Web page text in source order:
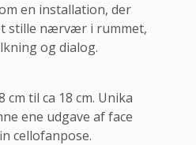
en installation, der
stille nærvær i rummet,
og dialog.
cm til ca 18 cm. Unika
ene udgave af face
cellofanpose.